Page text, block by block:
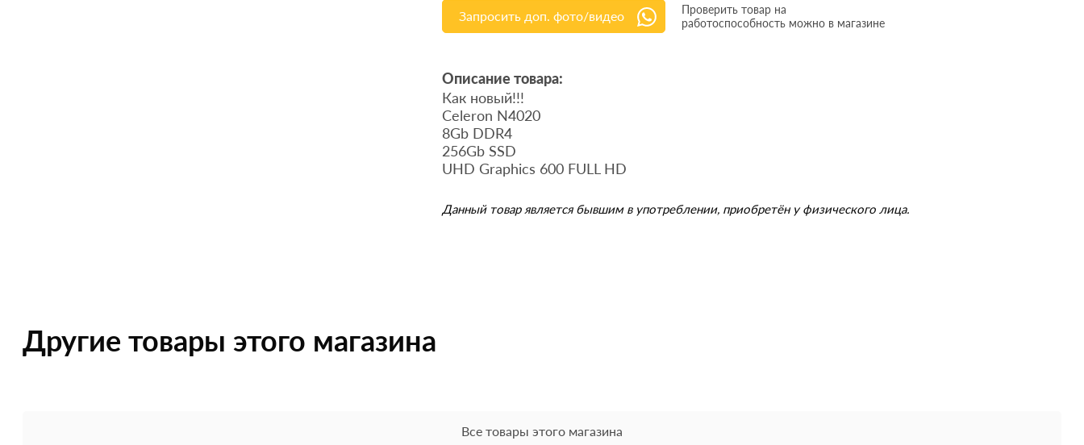
Запросить доп. фото/видео
Проверить товар на
работоспособность можно в магазине
Описание товара:
Как новый!!!
Celeron N4020
8Gb DDR4
256Gb SSD
UHD Graphics 600 FULL HD
Данный товар является бывшим в употреблении, приобретён у физического лица.
Другие товары этого магазина
Все товары этого магазина